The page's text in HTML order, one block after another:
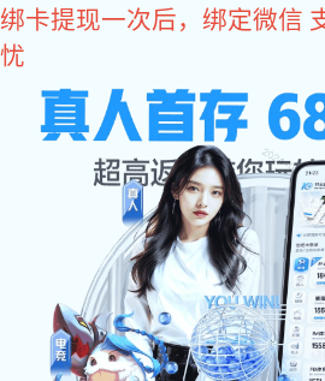
豪门国际
豪门国际:豪门国际
关于豪门国际
关于豪门国际
公司简介
企业愿景